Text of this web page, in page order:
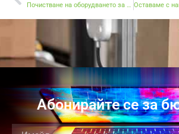
Почистване на оборудването за защита на здравето на служителите си
Абонирайте се за